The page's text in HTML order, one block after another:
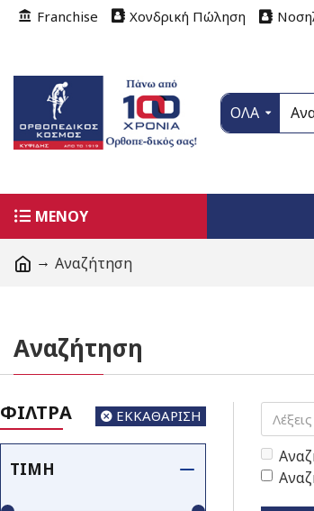
Franchise Χονδρική Πώληση
ΟΛΑ
ΜΕΝΟΥ
Αναζήτηση
Αναζήτηση
ΦΙΛΤΡΑ ΕΚΚΑΘΑΡΙΣΗ
ΤΙΜΉ